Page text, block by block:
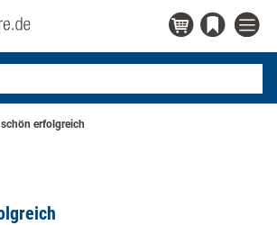
schön erfolgreich